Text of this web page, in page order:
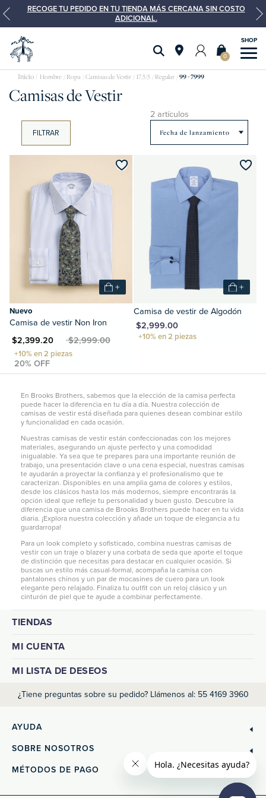
RECOGE TU PEDIDO EN TU TIENDA MÁS CERCANA SIN COSTO
ADICIONAL.
0
Camisas
de
vestir
Hombre Ropa Camisas de Vestir 17.5/5 Regular 99 - 7999
Camisas de Vestir
FILTRAR
2 artículos
+
Nuevo
Camisa de vestir Non Iron
$2,399.20MXN $2,999.00
+
Camisa de vestir de Algodón
MXN $2,999.00
En Brooks Brothers, sabemos que la elección de la camisa perfecta
puede hacer la diferencia en tu día a día. Nuestra colección de
camisas de vestir está diseñada para quienes desean combinar estilo
y funcionalidad en cada ocasión.
Nuestras camisas de vestir están confeccionadas con los mejores
materiales, asegurando un ajuste perfecto y una comodidad
inigualable. Ya sea que te prepares para una importante reunión de
trabajo, una presentación clave o una cena especial, nuestras camisas
te ayudarán a proyectar la confianza y el profesionalismo que te
caracterizan. Disponibles en una amplia gama de colores y estilos,
desde los clásicos hasta los más modernos, siempre encontrarás la
opción ideal que refleje tu personalidad y buen gusto. Descubre la
diferencia que una camisa de Brooks Brothers puede hacer en tu vida
diaria. ¡Explora nuestra colección y añade un toque de elegancia a tu
guardarropa!
Para un look completo y sofisticado, combina nuestras camisas de
vestir con un traje o blazer y una corbata de seda que aporte el toque
de distinción que necesitas para destacar en cualquier ocasión. Si
buscas un estilo más casual-formal, acompaña la camisa con
pantalones chinos y un par de mocasines de cuero para un look
elegante pero relajado. Finaliza tu outfit con un reloj clásico y un
cinturón de piel que te ayude a combinar perfectamente.
TIENDAS
MI CUENTA
MI LISTA DE DESEOS
¿Tiene preguntas sobre su pedido? Llámenos al: 55 4169 3960
AYUDA
SOBRE NOSOTROS
MÉTODOS DE PAGO